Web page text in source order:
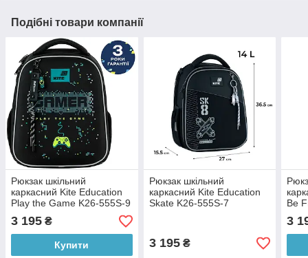
Подібні товари компанії
Рюкзак шкільний
каркасний Kite Education
Play the Game K26-555S-9
3 195 ₴
Купити
Рюкзак шкільний
каркасний Kite Education
Skate K26-555S-7
3 195₴
Be
3